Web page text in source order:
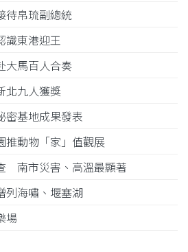
待帛琉副總統
識東港迎王
大馬百人合奏
北九人獲獎
基地成果發表
動物「家」值觀展
南市災害、高溫最顯著
海嘯、堰塞湖
場